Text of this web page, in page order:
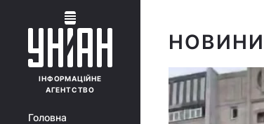
ІНФОРМАЦІЙНЕ
АГЕНТСТВО
Головна